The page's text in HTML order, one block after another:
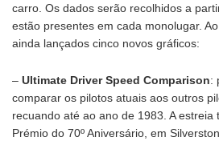
carro. Os dados serão recolhidos a
estão presentes em cada monolugar.
ainda lançados cinco novos gráficos:
– Ultimate Driver Speed Comparison:
comparar os pilotos atuais aos outros
recuando até ao ano de 1983. A
Prémio do 70º Aniversário, em